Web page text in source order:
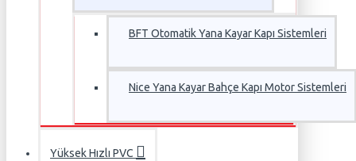
BFT Otomatik Yana Kayar Kapı Sistemleri
Nice Yana Kayar Bahçe Kapı Motor Sistemleri
Yüksek Hızlı PVC